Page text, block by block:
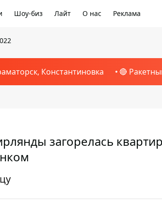
Шоу-биз Лайт О нас Реклама
Константиновка 🔴
загорелась